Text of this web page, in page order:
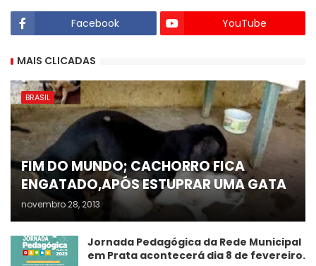
Facebook YouTube
MAIS CLICADAS
BRASIL
FIM DO MUNDO; CACHORRO FICA
ENGATADO,APÓS ESTUPRAR UMA GATA
novembro 28, 2013
Jornada Pedagógica da Rede Municipal
em Prata acontecerá dia 8 de fevereiro.